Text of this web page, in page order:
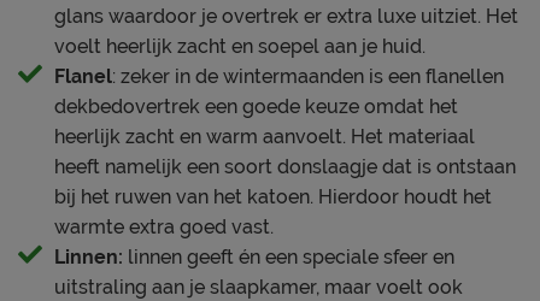
glans waardoor je overtrek er extra luxe uitziet. Het
voelt heerlijk zacht en soepel aan je huid.
Flanel: zeker in de wintermaanden is een flanellen
dekbedovertrek een goede keuze omdat het
heerlijk zacht en warm aanvoelt. Het materiaal
heeft namelijk een soort donslaagje dat is ontstaan
bij het ruwen van het katoen. Hierdoor houdt het
warmte extra goed vast.
Linnen: linnen geeft én een speciale sfeer en
uitstraling aan je slaapkamer, maar voelt ook